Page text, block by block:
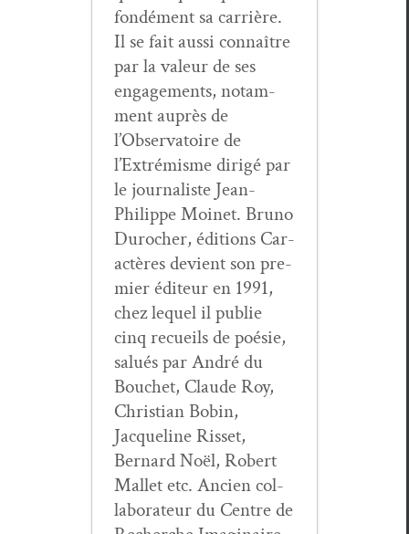
fondé­ment sa car­rière.
Il se fait aus­si con­naître
par la valeur de ses
engage­ments, notam­
ment auprès de
l’Observatoire de
l’Extrémisme dirigé par
le jour­nal­iste Jean-
Philippe Moinet. Bruno
Durocher, édi­tions Car­
ac­tères devient son pre­
mier édi­teur en 1991,
chez lequel il pub­lie
cinq recueils de poésie,
salués par André du
Bouchet, Claude Roy,
Chris­t­ian Bobin,
Jacque­line Ris­set,
Bernard Noël, Robert
Mal­let etc. Ancien col­
lab­o­ra­teur du Cen­tre de